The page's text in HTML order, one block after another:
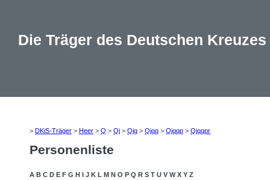
Die Träger des Deutschen Kreuzes
> DKiS-Träger > Heer > Q > Qj > Qjq > Qjqq > Qjqqp > Qjqqpr
Personenliste
A B C D E F G H I J K L M N O P Q R S T U V W X Y Z